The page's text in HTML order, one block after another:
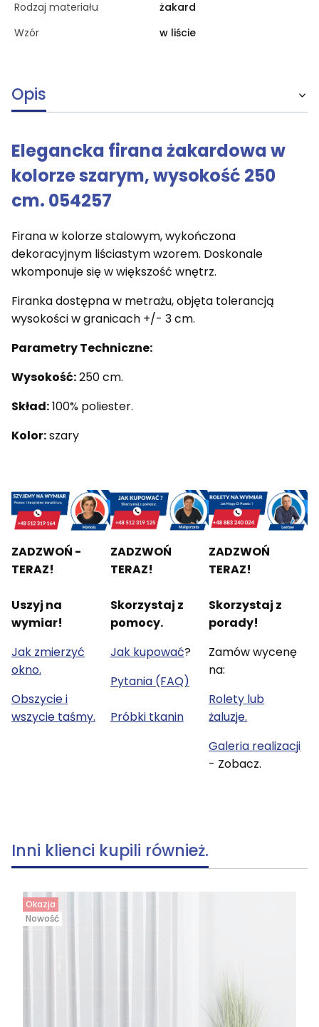
Rodzaj materiału
żakard
Wzór
w liście
Opis
Elegancka firana żakardowa w
kolorze szarym, wysokość 250
cm. 054257
Firana w kolorze stalowym, wykończona
dekoracyjnym liściastym wzorem. Doskonale
wkomponuje się w większość wnętrz.
Firanka dostępna w metrażu, objęta tolerancją
wysokości w granicach +/- 3 cm.
Parametry Techniczne:
Wysokość:250 cm.
Skład:100% poliester.
Kolor:szary
ZADZWOŃ -
TERAZ!
Uszyj na
wymiar!
Jak zmierzyć
okno.
Obszycie i
wszycie taśmy.
ZADZWOŃ
TERAZ!
Skorzystaj z
pomocy.
Jak kupować?
Pytania (FAQ)
Próbki tkanin
ZADZWOŃ
TERAZ!
Skorzystaj z
porady!
Zamów wycenę
na:
Rolety lub
żaluzje.
Galeria realizacji
- Zobacz.
Inni klienci kupili również.
Okazja
Nowość